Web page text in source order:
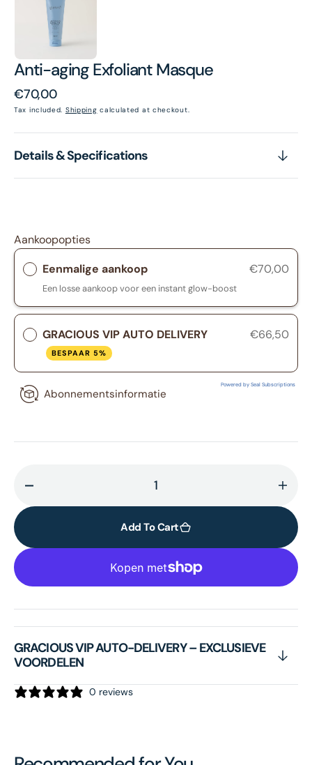
Anti-aging Exfoliant Masque
Regular
price
€70,00
Tax included. Shipping calculated at checkout.
Details & Specifications
Aankoopopties
Eenmalige aankoop
€70,00
Een losse aankoop voor een instant glow-boost
GRACIOUS VIP AUTO DELIVERY
BESPAAR 5%
€66,50
Powered by Seal Subscriptions
Abonnementsinformatie
quantity
Anti-
for
Anti-
aging
Add To Cart
GRACIOUS VIP AUTO-DELIVERY – EXCLUSIEVE
VOORDELEN
0 reviews